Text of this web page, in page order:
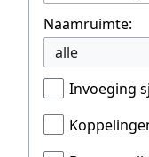
Naamruimte:
alle
Invoeging